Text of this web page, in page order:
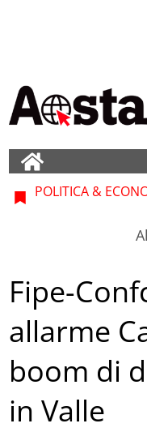
POLITICA &
Fipe-
allarme
boom di
in Valle